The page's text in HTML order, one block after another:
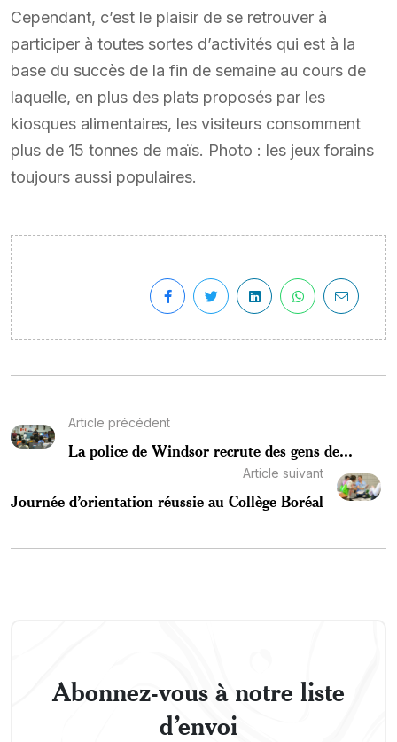
Cependant, c’est le plaisir de se retrouver à
participer à toutes sortes d’activités qui est à la
base du succès de la fin de semaine au cours de
laquelle, en plus des plats proposés par les
kiosques alimentaires, les visiteurs consomment
plus de 15 tonnes de maïs. Photo : les jeux forains
toujours aussi populaires.
Article précédent
La police de Windsor recrute des gens de...
Article suivant
Journée d’orientation réussie au Collège Boréal
Abonnez-vous à notre liste
d’envoi